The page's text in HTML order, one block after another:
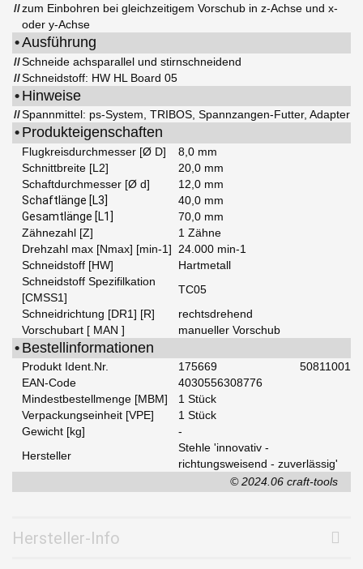
//zum Einbohren bei gleichzeitigem Vorschub in z-Achse und x-
oder y-Achse
•Ausführung
//Schneide achsparallel und stirnschneidend
//Schneidstoff: HW HL Board 05
• Hinweise
//Spannmittel: ps-System, TRIBOS, Spannzangen-Futter, Adapter
• Produkteigenschaften
Flugkreisdurchmesser [Ø D]
8,0 mm
Schnittbreite [L2]
20,0 mm
Schaftdurchmesser [Ø d]
12,0 mm
Schaftlänge [L3]
40,0 mm
Gesamtlänge [L1]
70,0 mm
Zähnezahl [Z]
1 Zähne
Drehzahl max [Nmax] [min-1] 24.000 min-1
Schneidstoff [HW]
Hartmetall
Schneidstoff Spezifilkation
[CMSS1]
TC05
Schneidrichtung [DR1] [R]
rechtsdrehend
Vorschubart [ MAN ]
manueller Vorschub
• Bestellinformationen
Produkt Ident.Nr. 175669
50811001
EAN-Code
4030556308776
Mindestbestellmenge [MBM]
1 Stück
Verpackungseinheit [VPE]
1 Stück
Gewicht [kg]
-
Hersteller
Stehle 'innovativ -
richtungsweisend - zuverlässig'
© 2024.06 craft-tools
Hersteller-Info